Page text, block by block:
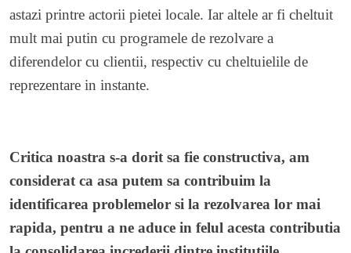
astazi printre actorii pietei locale. Iar altele ar fi cheltuit
mult mai putin cu programele de rezolvare a
diferendelor cu clientii, respectiv cu cheltuielile de
reprezentare in instante.
Critica noastra s-a dorit sa fie constructiva, am
considerat ca asa putem sa contribuim la
identificarea problemelor si la rezolvarea lor mai
rapida, pentru a ne aduce in felul acesta contributia